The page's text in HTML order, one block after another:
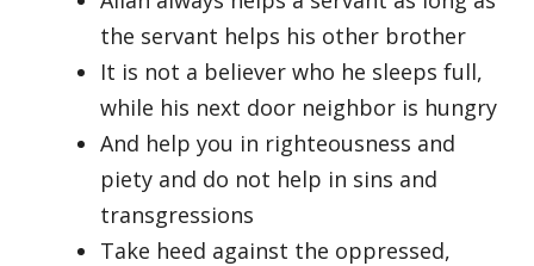
the servant helps his other brother
It is not a believer who he sleeps full,
while his next door neighbor is hungry
And help you in righteousness and
piety and do not help in sins and
transgressions
Take heed against the oppressed,